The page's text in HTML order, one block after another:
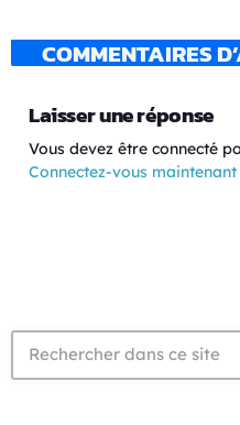
COMMENTAIRES
Laisser une réponse
Vous devez être connecté
Connectez-vous maintenant